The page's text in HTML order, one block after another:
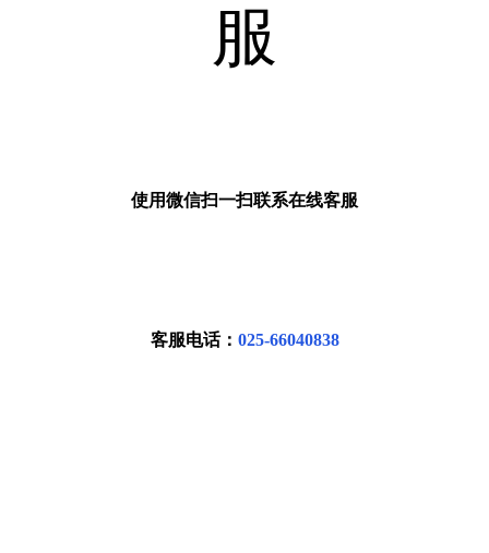
使用微信扫一扫联系在线客服
客服电话： 025-66040838